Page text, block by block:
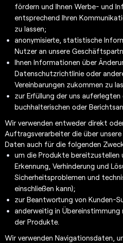
fördern und Ihnen Werbe- und
entsprechend Ihren
zu lassen;
anonymisierte, statistische
Nutzer an unsere
Ihnen Informationen über
Datenschutzrichtlinie oder
Vereinbarungen zukommen zu
zur Erfüllung der uns
buchhalterischen oder
Wir verwenden entweder direkt
Auftragsverarbeiter die über
Daten auch für die folgenden
um die Produkte bereitzustellen
Erkennung, Verhinderung und
Sicherheitsproblemen und
einschließen kann);
zur Beantwortung von Kunden-
anderweitig in
der Produkte.
Wir verwenden Navigationsdaten,